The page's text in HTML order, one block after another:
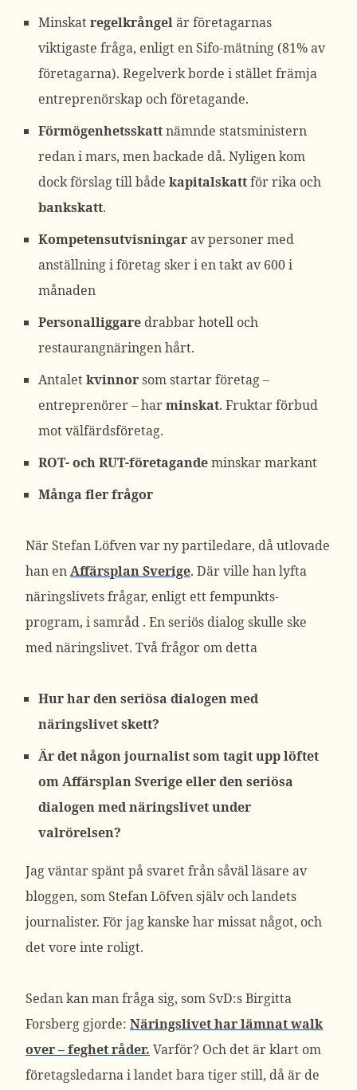
Minskatregelkrångelär företagarnas
viktigaste fråga, enligt en Sifo-mätning (81% av
företagarna). Regelverk borde i stället främja
entreprenörskap och företagande.
Förmögenhetsskattnämnde statsministern
redan i mars, men backade då. Nyligen kom
dock förslag till både kapitalskattför rika och
bankskatt.
Kompetensutvisningarav personer med
anställning i företag sker i en takt av 600 i
månaden
Personalliggare drabbar hotell och
restaurangnäringen hårt.
Antaletkvinnorsom startar företag –
entreprenörer – harminskat. Fruktar förbud
mot välfärdsföretag.
ROT- och RUT-företagandeminskar markant
Många fler frågor
När Stefan Löfven var ny partiledare, då utlovade
han enAffärsplan Sverige. Där ville han lyfta
näringslivets frågar, enligt ett fempunkts-
program, i samråd . En seriös dialog skulle ske
med näringslivet. Två frågor om detta
Hur har den seriösa dialogen med
näringslivet skett?
Är det någon journalist som tagit upp löftet
om Affärsplan Sverige eller den seriösa
dialogen med näringslivet under
valrörelsen?
Jag väntar spänt på svaret från såväl läsare av
bloggen, som Stefan Löfven själv och landets
journalister. För jag kanske har missat något, och
det vore inte roligt.
Sedan kan man fråga sig, som SvD:s Birgitta
Forsberg gjorde: Näringslivet har lämnat walk
over – feghet råder. Varför? Och det är klart om
företagsledarna i landet bara tiger still, då är de